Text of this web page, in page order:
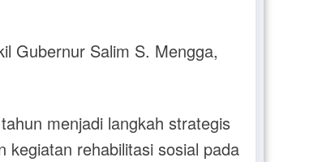
Gubernur Salim S. Mengga,
menjadi langkah strategis
kegiatan rehabilitasi sosial pada